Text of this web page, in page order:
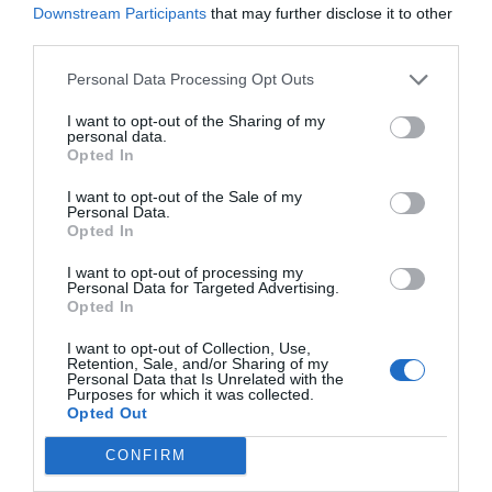
Downstream Participants that may further disclose it to other
Personal Data Processing Opt Outs
I want to opt-out of the Sharing of my
personal data.
Opted In
I want to opt-out of the Sale of my
Personal Data.
Opted In
I want to opt-out of processing my
Personal Data for Targeted Advertising.
Opted In
I want to opt-out of Collection, Use,
Retention, Sale, and/or Sharing of my
Personal Data that Is Unrelated with the
Purposes for which it was collected.
Opted Out
CONFIRM
O seu endereço de email não será publicado.
Campos
obrigatórios marcados com
Nome